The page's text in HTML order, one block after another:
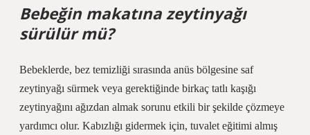
Bebeğin makatına zeytinyağı
sürülür mü?
Bebeklerde, bez temizliği sırasında anüs bölgesine saf
zeytinyağı sürmek veya gerektiğinde birkaç tatlı kaşığı
zeytinyağını ağızdan almak sorunu etkili bir şekilde çözmeye
yardımcı olur. Kabızlığı gidermek için, tuvalet eğitimi almış